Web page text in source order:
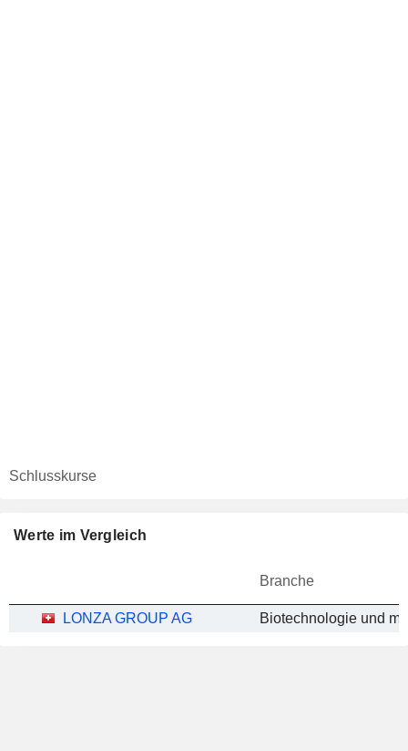
Schlusskurse
Werte im Vergleich
Branche
LONZA GROUP AG